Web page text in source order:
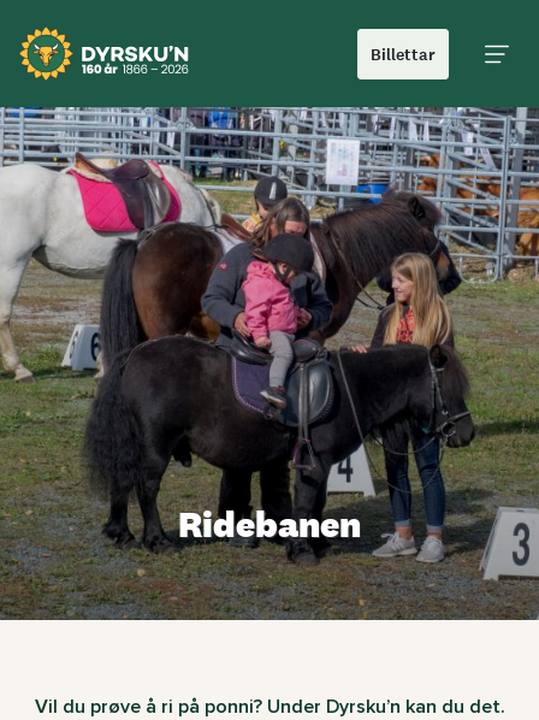
Billettar
Ridebanen
Vil du prøve å ri på ponni? Under Dyrsku’n kan du det.